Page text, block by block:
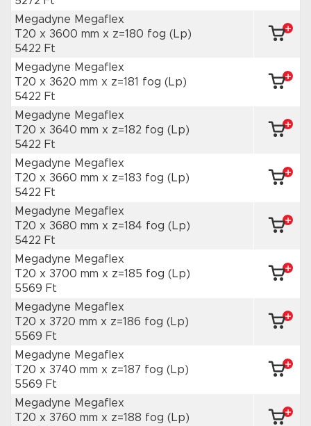
Megadyne Megaflex
T20 x 3600 mm x z=180 fog (Lp)
5422 Ft
Megadyne Megaflex
T20 x 3620 mm x z=181 fog (Lp)
5422 Ft
Megadyne Megaflex
T20 x 3640 mm x z=182 fog (Lp)
5422 Ft
Megadyne Megaflex
T20 x 3660 mm x z=183 fog (Lp)
5422 Ft
Megadyne Megaflex
T20 x 3680 mm x z=184 fog (Lp)
5422 Ft
Megadyne Megaflex
T20 x 3700 mm x z=185 fog (Lp)
5569 Ft
Megadyne Megaflex
T20 x 3720 mm x z=186 fog (Lp)
5569 Ft
Megadyne Megaflex
T20 x 3740 mm x z=187 fog (Lp)
5569 Ft
Megadyne Megaflex
T20 x 3760 mm x z=188 fog (Lp)